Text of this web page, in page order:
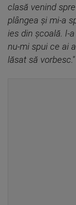
clasă venind
plângea și mi-a
ies din școală. I-
nu-mi spui ce ai
lăsat să vorbesc."